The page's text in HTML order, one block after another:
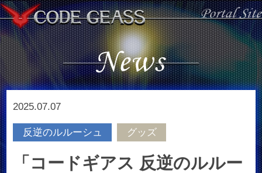
2025.07.07
反逆のルルーシュ グッズ
「コードギアス 反逆のルルー